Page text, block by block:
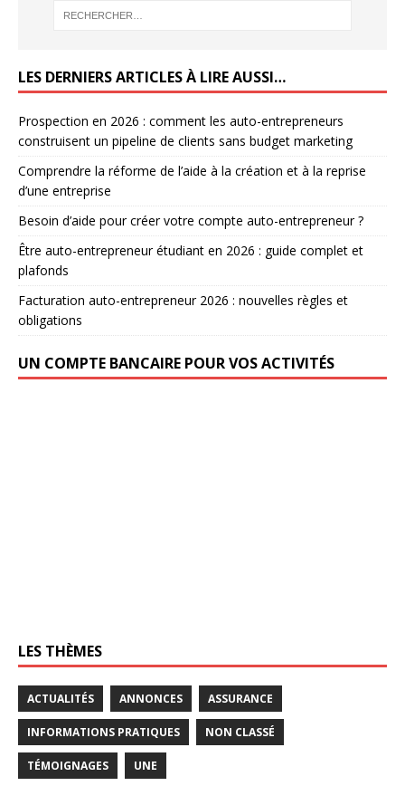
LES DERNIERS ARTICLES À LIRE AUSSI…
Prospection en 2026 : comment les auto-entrepreneurs
construisent un pipeline de clients sans budget marketing
Comprendre la réforme de l’aide à la création et à la reprise
d’une entreprise
Besoin d’aide pour créer votre compte auto-entrepreneur ?
Être auto-entrepreneur étudiant en 2026 : guide complet et
plafonds
Facturation auto-entrepreneur 2026 : nouvelles règles et
obligations
UN COMPTE BANCAIRE POUR VOS ACTIVITÉS
LES THÈMES
ACTUALITÉS ANNONCES ASSURANCE
INFORMATIONS PRATIQUES NON CLASSÉ
TÉMOIGNAGES UNE